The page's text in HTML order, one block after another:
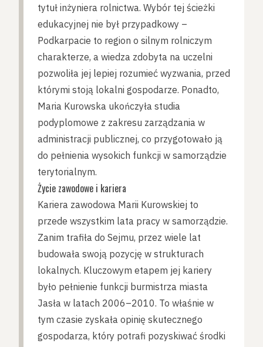
tytuł inżyniera rolnictwa. Wybór tej ścieżki
edukacyjnej nie był przypadkowy –
Podkarpacie to region o silnym rolniczym
charakterze, a wiedza zdobyta na uczelni
pozwoliła jej lepiej rozumieć wyzwania, przed
którymi stoją lokalni gospodarze. Ponadto,
Maria Kurowska ukończyła studia
podyplomowe z zakresu zarządzania w
administracji publicznej, co przygotowało ją
do pełnienia wysokich funkcji w samorządzie
terytorialnym.
Życie zawodowe i kariera
Kariera zawodowa Marii Kurowskiej to
przede wszystkim lata pracy w samorządzie.
Zanim trafiła do Sejmu, przez wiele lat
budowała swoją pozycję w strukturach
lokalnych. Kluczowym etapem jej kariery
było pełnienie funkcji burmistrza miasta
Jasła w latach 2006–2010. To właśnie w
tym czasie zyskała opinię skutecznego
gospodarza, który potrafi pozyskiwać środki